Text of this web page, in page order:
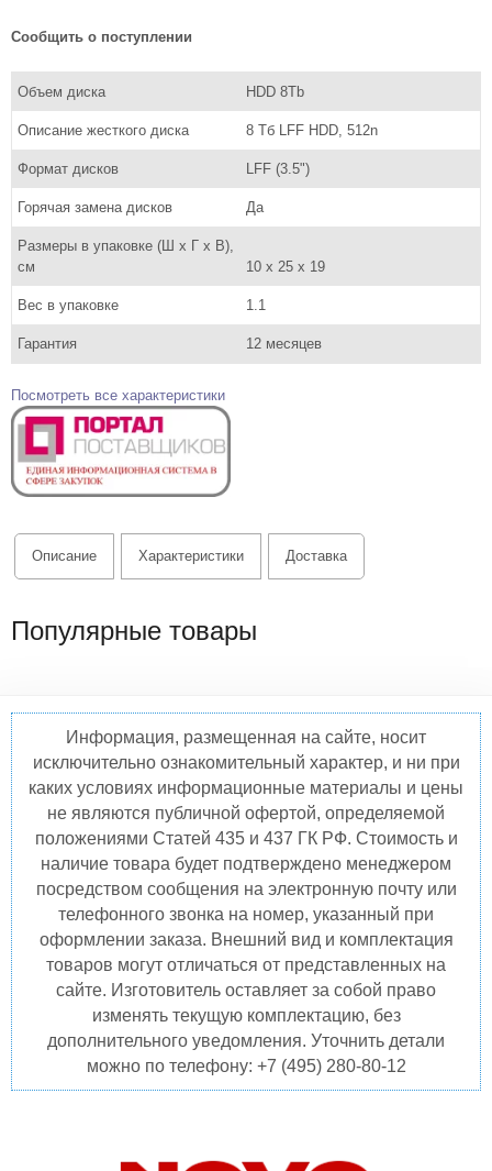
Сообщить о поступлении
Объем диска HDD 8Tb
Описание жесткого диска 8 Тб LFF HDD, 512n
Формат дисков LFF (3.5")
Горячая замена дисков Да
Размеры в упаковке (Ш x Г x В),
см
10 x 25 x 19
Вес в упаковке 1.1
Гарантия 12 месяцев
Посмотреть все характеристики
Описание Характеристики Доставка
Популярные товары
Информация, размещенная на сайте, носит
исключительно ознакомительный характер, и ни при
каких условиях информационные материалы и цены
не являются публичной офертой, определяемой
положениями Статей 435 и 437 ГК РФ. Стоимость и
наличие товара будет подтверждено менеджером
посредством сообщения на электронную почту или
телефонного звонка на номер, указанный при
оформлении заказа. Внешний вид и комплектация
товаров могут отличаться от представленных на
сайте. Изготовитель оставляет за собой право
изменять текущую комплектацию, без
дополнительного уведомления. Уточнить детали
можно по телефону: +7 (495) 280-80-12